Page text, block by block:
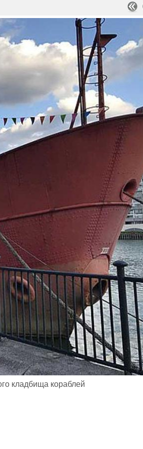
кладбища кораблей